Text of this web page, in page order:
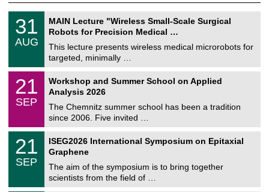
n
3
1
0
2
0
2
6
31
AUG
MAIN Lecture "Wireless Small-Scale Surgical
Robots for Precision Medical …
This lecture presents wireless medical microrobots for
targeted, minimally …
a
2
1
/
0
2
0
2
6
21
SEP
Workshop and Summer School on Applied
Analysis 2026
The Chemnitz summer school has been a tradition
since 2006. Five invited …
n
2
1
/
0
21
SEP
ISEG2026 International Symposium on Epitaxial
Graphene
The aim of the symposium is to bring together
scientists from the field of …